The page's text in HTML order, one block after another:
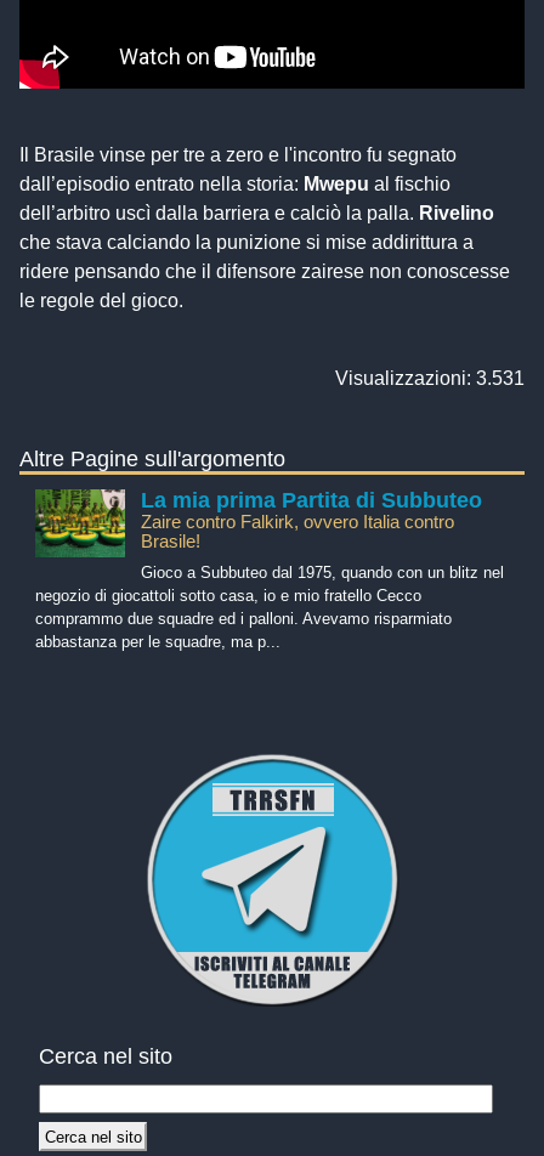
Il Brasile vinse per tre a zero e l'incontro fu segnato
dall’episodio entrato nella storia: Mwepu al fischio
dell’arbitro uscì dalla barriera e calciò la palla. Rivelino
che stava calciando la punizione si mise addirittura a
ridere pensando che il difensore zairese non conoscesse
le regole del gioco.
Visualizzazioni: 3.531
Altre Pagine sull'argomento
La mia prima Partita di Subbuteo
Zaire contro Falkirk, ovvero Italia contro
Brasile!
Gioco a Subbuteo dal 1975, quando con un blitz nel
negozio di giocattoli sotto casa, io e mio fratello Cecco
comprammo due squadre ed i palloni. Avevamo risparmiato
abbastanza per le squadre, ma p...
Cerca nel sito